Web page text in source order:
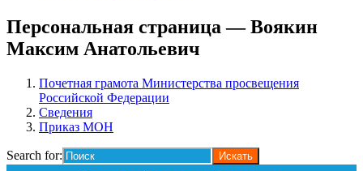
Персональная страница — Воякин
Максим Анатольевич
Почетная грамота Министерства просвещения
Российской Федерации
Сведения
Приказ МОН
Search for: